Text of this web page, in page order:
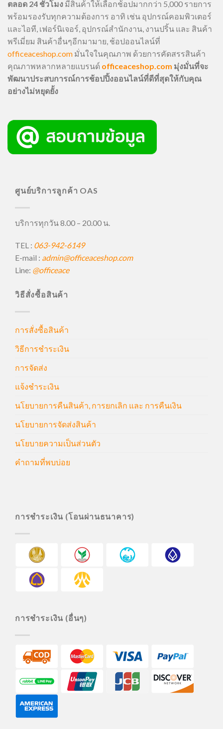
ตลอด 24 ชั่วโมง มีสินค้าให้เลือกช้อปมากกว่า 5,000 รายการ
พร้อมรองรับทุกความต้องการ อาทิ เช่น อุปกรณ์คอมพิวเตอร์
และไอที, เฟอร์นิเจอร์, อุปกรณ์สำนักงาน, งานปริ้น และ สินค้า
พรีเมี่ยม สินค้าอื่นๆอีกมามาย, ช้อปออนไลน์ที่
officeaceshop.com มั่นใจในคุณภาพ ด้วยการคัดสรรสินค้า
คุณภาพหลากหลายแบรนด์ officeaceshop.com มุ่งมั่นที่จะ
พัฒนาประสบการณ์การช้อปปิ้งออนไลน์ที่ดีที่สุดให้กับคุณ
อย่างไม่หยุดยั้ง
ศูนย์บริการลูกค้า OAS
บริการทุกวัน 8.00 – 20.00 น.
TEL : 063-942-6149
E-mail : admin@officeaceshop.com
Line: @officeace
วิธีสั่งซื้อสินค้า
การสั่งซื้อสินค้า
วิธีการชำระเงิน
การจัดส่ง
แจ้งชำระเงิน
นโยบายการคืนสินค้า, การยกเลิก และ การคืนเงิน
นโยบายการจัดส่งสินค้า
นโยบายความเป็นส่วนตัว
คำถามที่พบบ่อย
การชำระเงิน (โอนผ่านธนาคาร)
การชำระเงิน (อื่นๆ)